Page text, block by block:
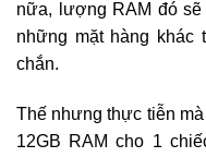
nữa, lượng RAM đó
những mặt hàng khác
chắn.
Thế nhưng thực tiễn
12GB RAM cho 1